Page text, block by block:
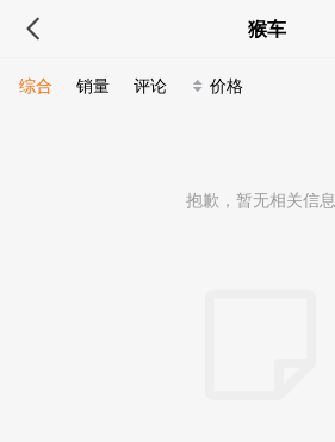
猴车
综合 销量 评论 价格
抱歉，暂无相关信息